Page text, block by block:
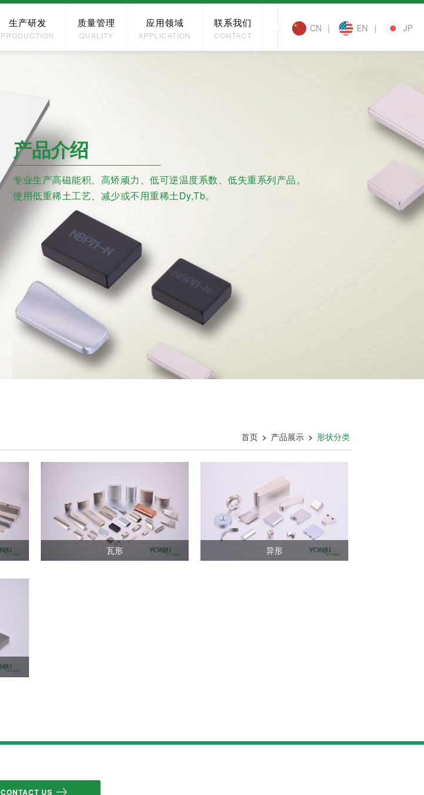
生产研发
PRODUCTION
质量管理
QUALITY
应用领域
APPLICATION
联系我们
CONTACT
CN | EN | JP
产品介绍
专业生产高磁能积、高矫顽力、低可逆温度系数、低失重系列产品。
使用低重稀土工艺、减少或不用重稀土Dy,Tb。
首页 > 产品展示 > 形状分类
瓦形 异形
CONTACT US